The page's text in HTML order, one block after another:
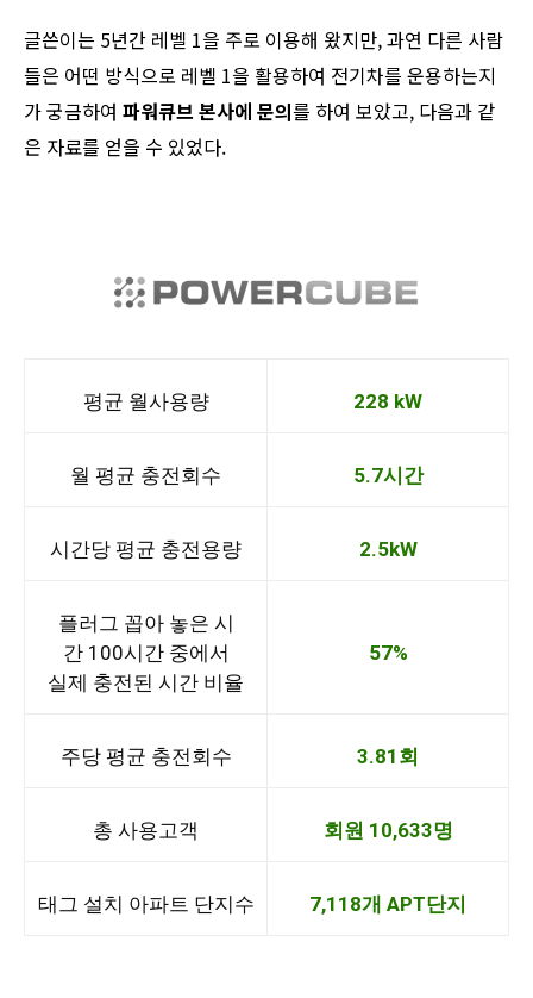
글쓴이는 5년간 레벨 1을 주로 이용해 왔지만, 과연 다른 사람
들은 어떤 방식으로 레벨 1을 활용하여 전기차를 운용하는지
가 궁금하여 파워큐브 본사에 문의를 하여 보았고, 다음과 같
은 자료를 얻을 수 있었다.
평균 월사용량 228 kW
월 평균 충전회수 5.7시간
시간당 평균 충전용량 2.5kW
플러그 꼽아 놓은 시
간 100시간 중에서
실제 충전된 시간 비율
57%
주당 평균 충전회수 3.81회
총 사용고객 회원 10,633명
태그 설치 아파트 단지수 7,118개 APT단지